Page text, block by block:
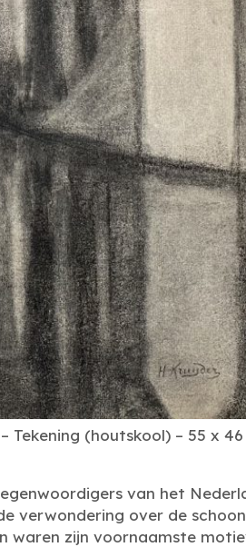
Tekening (houtskool) – 55 x
van het
verwondering over de
waren zijn voornaamste